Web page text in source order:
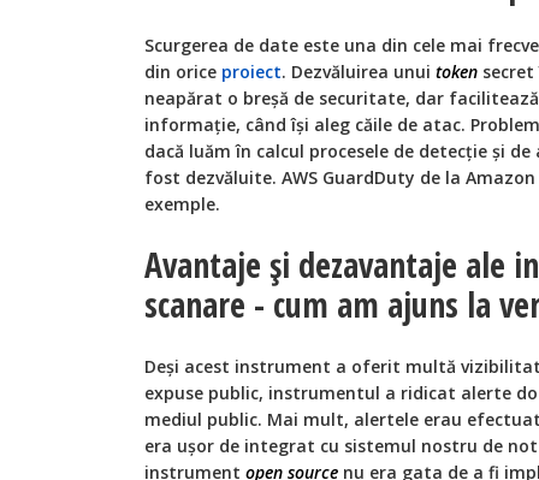
Scurgerea de date este una din cele mai
din orice proiect. Dezvăluirea unui token
neapărat o breșă de securitate, dar
informație, când își aleg căile de atac.
dacă luăm în calcul procesele de detecție și
fost dezvăluite. AWS GuardDuty de la
exemple.
Avantaje și dezavantaje ale
scanare - cum am ajuns la
Deși acest instrument a oferit multă
expuse public, instrumentul a ridicat alerte
mediul public. Mai mult, alertele erau
era ușor de integrat cu sistemul nostru de
instrument open source nu era gata de a fi